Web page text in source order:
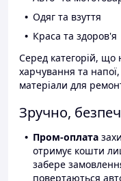
Одяг та взуття
Краса та здоров'я
Серед категорій, що
харчування та
матеріали для
Зручно,
Пром-оплата
отримує кошти
забере
повертаються